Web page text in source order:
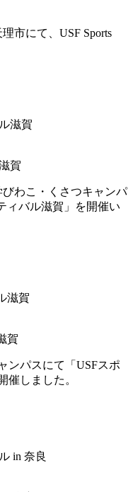
市にて、USF Sports
賀
わこ・くさつキャンパ
ィバル滋賀」を開催い
賀
ンパスにて「USFスポ
催しました。